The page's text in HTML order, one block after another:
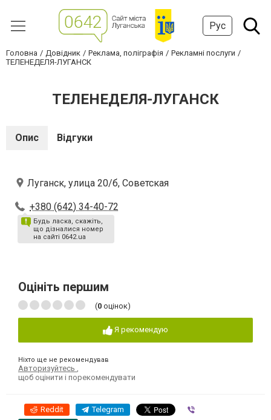
Рус
Головна Довідник Реклама, поліграфія
Рекламні послуги
ТЕЛЕНЕДЕЛЯ-ЛУГАНСК
ТЕЛЕНЕДЕЛЯ-ЛУГАНСК
Опис Відгуки
Луганск, улица 20/б, Советская
+380 (642) 34-40-72
Будь ласка, скажіть,
що дізналися номер
на сайті 0642.ua
Оцініть першим
(0 оцінок)
Я рекомендую
Ніхто ще не рекомендував
Авторизуйтесь
щоб оцінити і порекомендувати
Reddit Telegram